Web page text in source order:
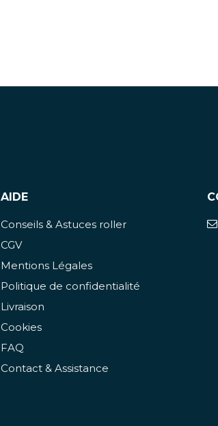
AIDE
Conseils & Astuces roller
CGV
Mentions Légales
Politique de confidentialité
Livraison
Cookies
FAQ
Contact & Assistance